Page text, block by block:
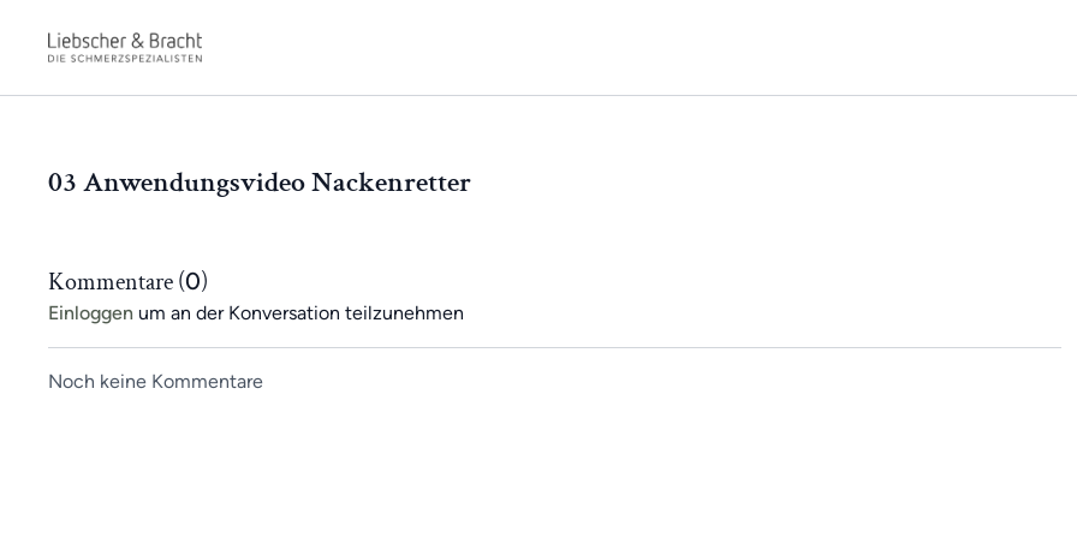
03 Anwendungsvideo Nackenretter
Kommentare (0)
Einloggen um an der Konversation teilzunehmen
Noch keine Kommentare